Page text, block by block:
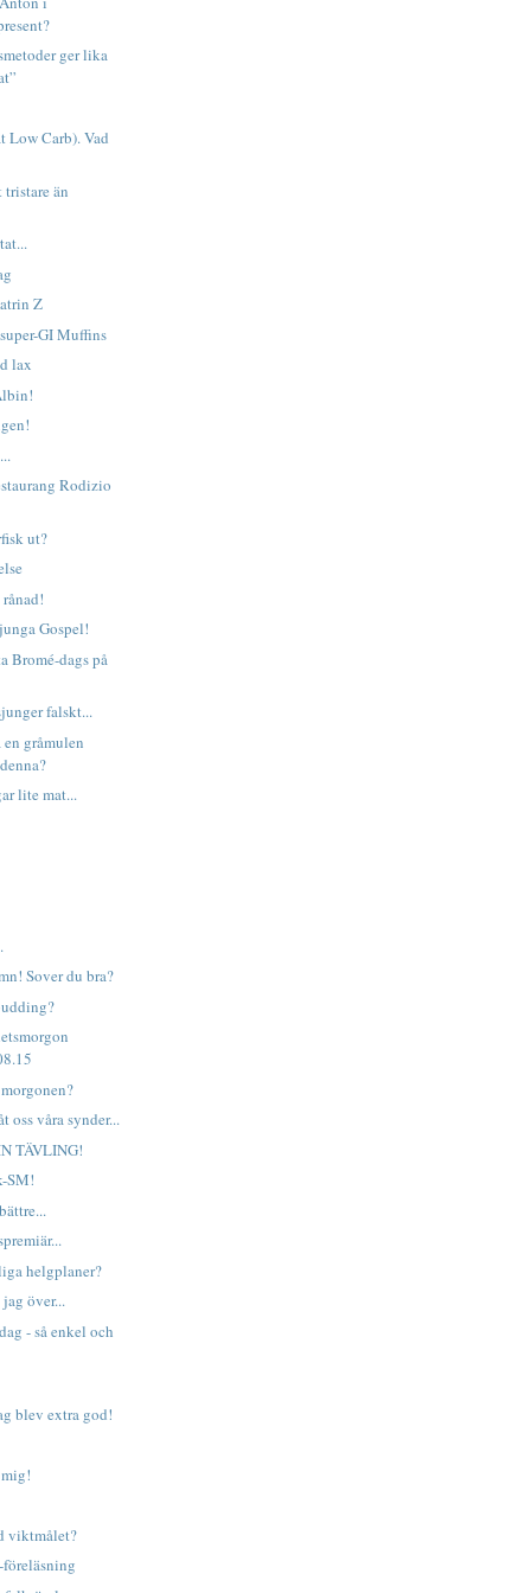
ger lika
Low Carb). Vad
tristare än
Z
GI Muffins
lax
Rodizio
ut?
Gospel!
Bromé-dags på
falskt...
gråmulen
lite mat...
Sover du bra?
oss våra synder...
TÄVLING!
SM!
helgplaner?
över...
- så enkel och
blev extra god!
viktmålet?